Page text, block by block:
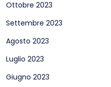
Ottobre 2023
Settembre 2023
Agosto 2023
Luglio 2023
Giugno 2023